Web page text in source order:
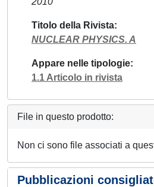
Titolo della Rivista
NUCLEAR PHYSICS. A
Appare nelle tipologie
1.1 Articolo in rivista
File in questo prodotto:
Non ci sono file associati a
Pubblicazioni